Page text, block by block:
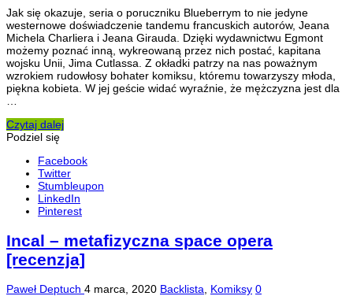
Jak się okazuje, seria o poruczniku Blueberrym to nie jedyne
westernowe doświadczenie tandemu francuskich autorów, Jeana
Michela Charliera i Jeana Girauda. Dzięki wydawnictwu Egmont
możemy poznać inną, wykreowaną przez nich postać, kapitana
wojsku Unii, Jima Cutlassa. Z okładki patrzy na nas poważnym
wzrokiem rudowłosy bohater komiksu, któremu towarzyszy młoda,
piękna kobieta. W jej geście widać wyraźnie, że mężczyzna jest dla
Czytaj dalej
Podziel się
Facebook
Twitter
Stumbleupon
LinkedIn
Pinterest
Incal – metafizyczna space opera
[recenzja]
Paweł Deptuch 4 marca, 2020 Backlista Komiksy 0